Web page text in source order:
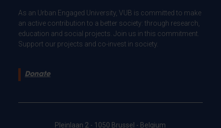
As an Urban Engaged University, VUB is committed to make
an active contribution to a better society: through research,
education and social projects. Join us in this commitment.
Support our projects and co-invest in society.
Donate
Pleinlaan 2 - 1050 Brussel - Belgium